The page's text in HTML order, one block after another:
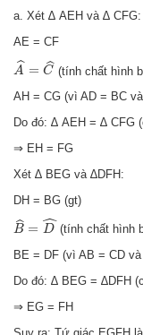
a. Xét ∆ AEH và ∆ CFG:
AE = CF
ˆ
A = ˆ
C
A^ ^
(tính chất hình
AH = CG (vì AD = BC
Do đó: ∆ AEH = ∆ CFG
⇒ EH = FG
Xét ∆ BEG và ∆DFH:
DH = BG (gt)
ˆ
B = ˆ
D
B^ D^
(tính chất hình
BE = DF (vì AB = CD
Do đó: ∆ BEG = ∆DFH
⇒ EG = FH